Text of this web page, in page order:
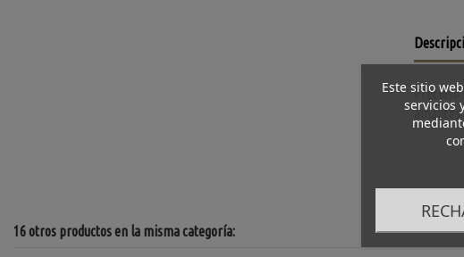
Precioso
amantes
16 otros productos en la misma categoría:
Este sitio
servicios